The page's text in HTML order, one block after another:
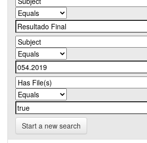
Start a new search